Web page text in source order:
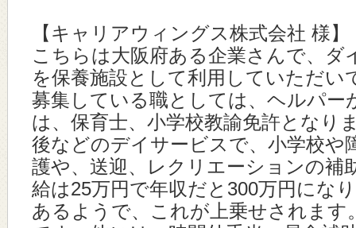
【キャリアウィングス株式会社 様】
こちらは大阪府ある企業さんで、
を保養施設として利用していただい
募集している職としては、ヘルパー
は、保育士、小学校教諭免許となり
後などのデイサービスで、小学校や
護や、送迎、レクリエーションの補
給は25万円で年収だと300万円にな
あるようで、これが上乗せされます